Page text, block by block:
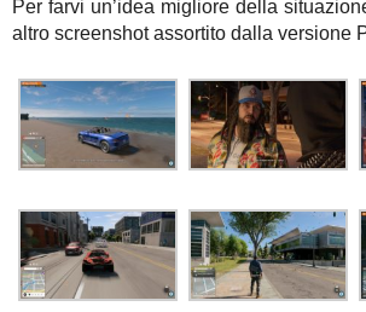
Per farvi un’idea migliore della
altro screenshot assortito dalla versione